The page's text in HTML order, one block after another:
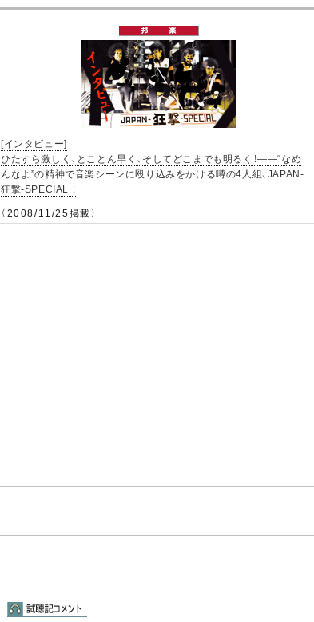
[インタビュー]
ひたすら激しく、とことん早く、そしてどこまでも明るく！――“なめ
んなよ”の精神で音楽シーンに殴り込みをかける噂の4人組、JAPAN-
狂撃-SPECIAL ！
（2008/11/25掲載）